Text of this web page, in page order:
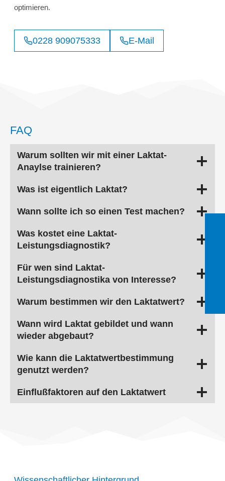
optimieren.
0228 909075333 E-Mail
FAQ
Warum sollten wir mit einer Laktat-
Anaylse trainieren?
Was ist eigentlich Laktat?
Wann sollte ich so einen Test machen?
Was kostet eine Laktat-
Leistungsdiagnostik?
Für wen sind Laktat-
Leistungsdiagnostika von Interesse?
Warum bestimmen wir den Laktatwert?
Wann wird Laktat gebildet und wann
wieder abgebaut?
Wie kann die Laktatwertbestimmung
genutzt werden?
Einflußfaktoren auf den Laktatwert